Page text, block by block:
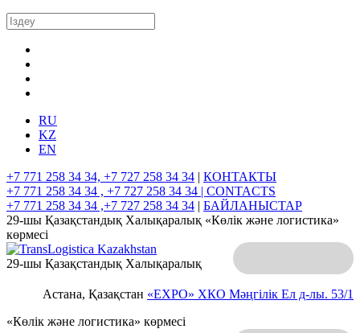
RU
KZ
EN
+7 771 258 34 34, +7 727 258 34 34 | КОНТАКТЫ
+7 771 258 34 34 , +7 727 258 34 34 | CONTACTS
+7 771 258 34 34 ,+7 727 258 34 34 | БАЙЛАНЫСТАР
29-шы Қазақстандық Халықаралық «Көлік және логистика»
көрмесі
Астана, Қазақстан «EXPO» ХКО Мәңгілік Ел д-лы. 53/1
29-шы Қазақстандық Халықаралық
«Көлік және логистика» көрмесі